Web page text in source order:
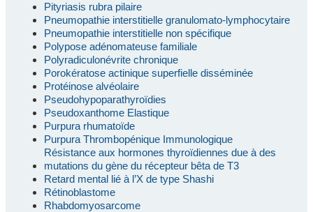
Pityriasis rubra pilaire
Pneumopathie interstitielle granulomato-lymphocytaire
Pneumopathie interstitielle non spécifique
Polypose adénomateuse familiale
Polyradiculonévrite chronique
Porokératose actinique superfielle disséminée
Protéinose alvéolaire
Pseudohypoparathyroïdies
Pseudoxanthome Elastique
Purpura rhumatoïde
Purpura Thrombopénique Immunologique
Résistance aux hormones thyroïdiennes due à des
mutations du gène du récepteur bêta de T3
Retard mental lié à l’X de type Shashi
Rétinoblastome
Rhabdomyosarcome